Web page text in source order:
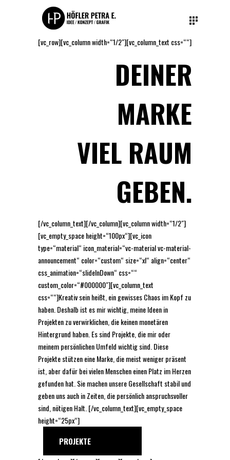
[vc_row][vc_column width=“1/2″][vc_column_text css=““]
DEINER
MARKE
VIEL RAUM
GEBEN.
[/vc_column_text][/vc_column][vc_column width=“1/2″]
[vc_empty_space height=“100px“][vc_icon
type=“material“ icon_material=“vc-material vc-material-
announcement“ color=“custom“ size=“xl“ align=“center“
css_animation=“slideInDown“ css=““
custom_color=“#000000″][vc_column_text
css=““]Kreativ sein heißt, ein gewisses Chaos im Kopf zu
haben. Deshalb ist es mir wichtig, meine Ideen in
Projekten zu verwirklichen, die keinen monetären
Hintergrund haben. Es sind Projekte, die mir oder
meinem persönlichen Umfeld wichtig sind. Diese
Projekte stützen eine Marke, die meist weniger präsent
ist, aber dafür bei vielen Menschen einen Platz im Herzen
gefunden hat. Sie machen unsere Gesellschaft stabil und
geben uns auch in Zeiten, die persönlich anspruchsvoller
sind, nötigen Halt. [/vc_column_text][vc_empty_space
height=“25px“]
PROJEKTE